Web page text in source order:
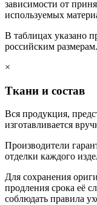
зависимости от
используемых
В таблицах указано
российским размерам.
×
Ткани и состав
Вся продукция,
изготавливается
Производители
отделки каждого
Для сохранения
продления срока её
соблюдать правила